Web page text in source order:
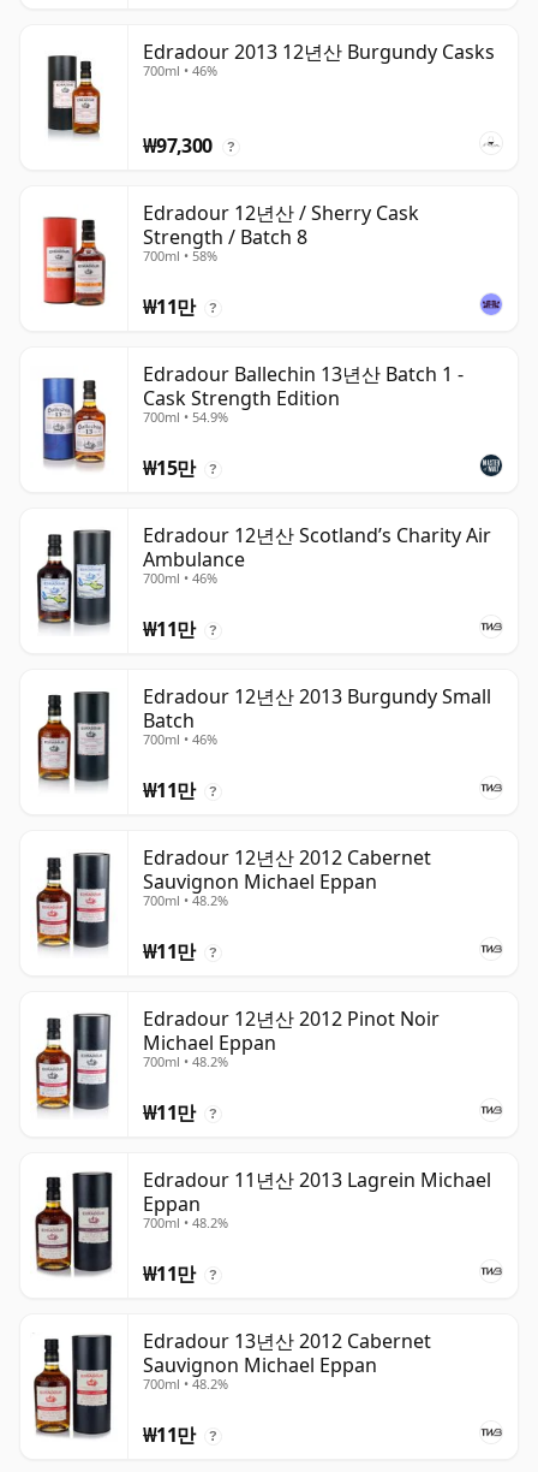
Edradour 2013 12년산 Burgundy Casks
700ml • 46%
₩97,300 ?
Edradour 12년산 / Sherry Cask
Strength / Batch 8
700ml • 58%
₩11만 ?
Edradour Ballechin 13년산 Batch 1 -
Cask Strength Edition
700ml • 54.9%
₩15만 ?
Edradour 12년산 Scotland’s Charity Air
Ambulance
700ml • 46%
₩11만 ?
Edradour 12년산 2013 Burgundy Small
Batch
700ml • 46%
₩11만 ?
Edradour 12년산 2012 Cabernet
Sauvignon Michael Eppan
700ml • 48.2%
₩11만 ?
Edradour 12년산 2012 Pinot Noir
Michael Eppan
700ml • 48.2%
₩11만 ?
Edradour 11년산 2013 Lagrein Michael
Eppan
700ml • 48.2%
₩11만 ?
Edradour 13년산 2012 Cabernet
Sauvignon Michael Eppan
700ml • 48.2%
₩11만 ?